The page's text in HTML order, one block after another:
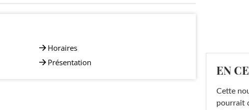
Horaires
Présentation
EN
Cette
pourrait